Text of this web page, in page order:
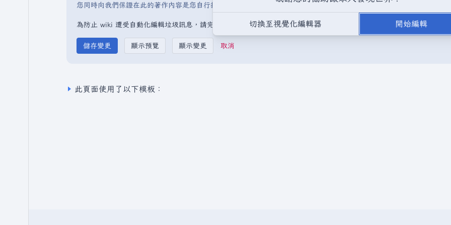
您同時向我們保證在此的著作內容是您自行撰寫，或是取自不受版權保護的公開領域或自由資源。
請勿在未經授權的情
為防止 wiki 遭受自動化編輯垃圾訊息，請完成以下驗證碼：
取消
此頁面使用了以下模板：
切換至視覺化編輯器 開始編輯